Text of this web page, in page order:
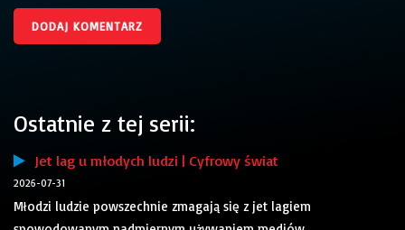
Ostatnie z tej serii:
Jet lag u młodych ludzi | Cyfrowy świat
2026-07-31
Młodzi ludzie powszechnie zmagają się z jet lagiem